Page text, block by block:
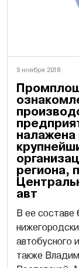
9 ноября 2018
налажена
региона,
авт
В ее составе
автобусного
также